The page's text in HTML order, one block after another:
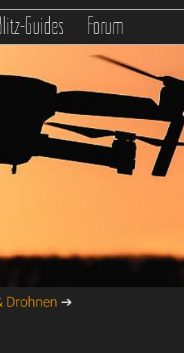
Guides Forum
Drohnen ➔